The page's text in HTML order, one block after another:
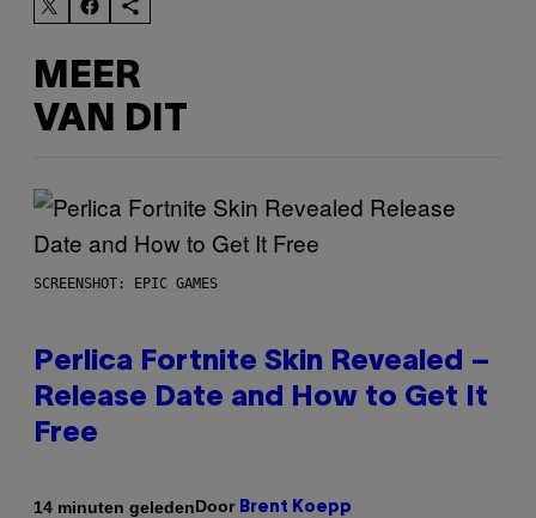
MEER
VAN DIT
SCREENSHOT: EPIC GAMES
Perlica Fortnite Skin Revealed –
Release Date and How to Get It
Free
14 minuten geledenDoor Brent Koepp